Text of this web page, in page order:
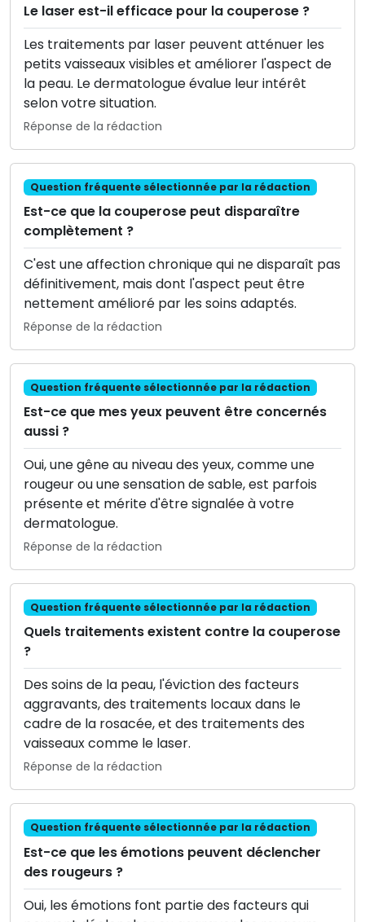
Le laser est-il efficace pour la couperose ?
Les traitements par laser peuvent atténuer les
petits vaisseaux visibles et améliorer l'aspect de
la peau. Le dermatologue évalue leur intérêt
selon votre situation.
Réponse de la rédaction
Question fréquente sélectionnée par la rédaction
Est-ce que la couperose peut disparaître
complètement ?
C'est une affection chronique qui ne disparaît pas
définitivement, mais dont l'aspect peut être
nettement amélioré par les soins adaptés.
Réponse de la rédaction
Question fréquente sélectionnée par la rédaction
Est-ce que mes yeux peuvent être concernés
aussi ?
Oui, une gêne au niveau des yeux, comme une
rougeur ou une sensation de sable, est parfois
présente et mérite d'être signalée à votre
dermatologue.
Réponse de la rédaction
Question fréquente sélectionnée par la rédaction
Quels traitements existent contre la couperose
?
Des soins de la peau, l'éviction des facteurs
aggravants, des traitements locaux dans le
cadre de la rosacée, et des traitements des
vaisseaux comme le laser.
Réponse de la rédaction
Question fréquente sélectionnée par la rédaction
Est-ce que les émotions peuvent déclencher
des rougeurs ?
Oui, les émotions font partie des facteurs qui